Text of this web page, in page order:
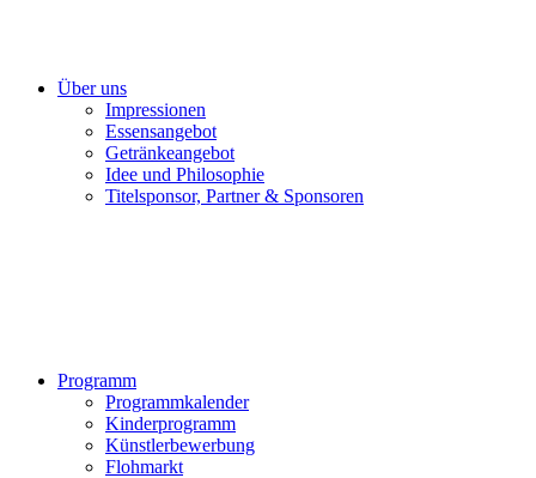
Über uns
Impressionen
Essensangebot
Getränkeangebot
Idee und Philosophie
Titelsponsor, Partner & Sponsoren
Programm
Programmkalender
Kinderprogramm
Künstlerbewerbung
Flohmarkt